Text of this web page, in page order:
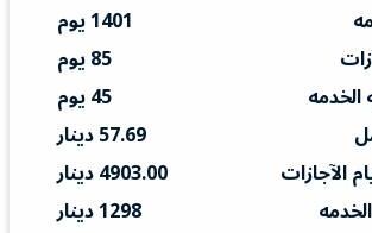
1401 يوم
85 يوم
الخدمه
45 يوم
57.69 دينار
الآجازات
4903.00 دينار
1298 دينار